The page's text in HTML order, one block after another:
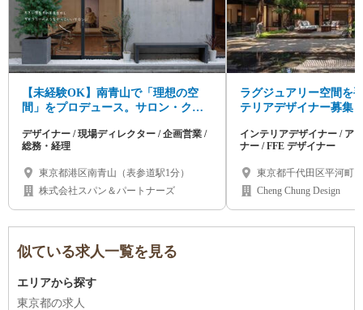
【未経験OK】南青山で「理想の空
間」をプロデュース。サロン・クリ
イナー/施工管理/総務・経理）
デザイナー / 現場ディレクター / 企画営業 /
総務・経理
東京都港区南青山（表参道駅1分）
株式会社スパン＆パートナーズ
ラグジュアリー空間を
テリアデザイナー募集
インテリアデザイナー / ア
ナー / FFE デザイナー
東京都千代田区平河町1
Cheng Chung Design
似ている求人一覧を見る
エリアから探す
東京都の求人